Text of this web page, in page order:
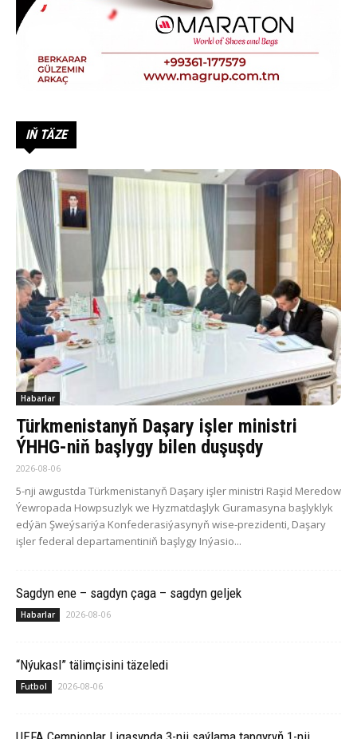
IŇ TÄZE
Habarlar
Türkmenistanyň Daşary işler ministri
ÝHHG-niň başlygy bilen duşuşdy
2026-08-06
5-nji awgustda Türkmenistanyň Daşary işler ministri Raşid Meredow
Ýewropada Howpsuzlyk we Hyzmatdaşlyk Guramasyna başlyklyk
edýän Şweýsariýa Konfederasiýasynyň wise-prezidenti, Daşary
işler federal departamentiniň başlygy Inýasio...
Sagdyn ene – sagdyn çaga – sagdyn geljek
Habarlar 2026-08-06
“Nýukasl” tälimçisini täzeledi
Futbol 2026-08-06